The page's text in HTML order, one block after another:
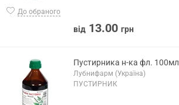
До обраного
від 13.00 грн
Пустирника н-ка фл. 100мл
Лубнифарм (Україна)
ПУСТИРНИК